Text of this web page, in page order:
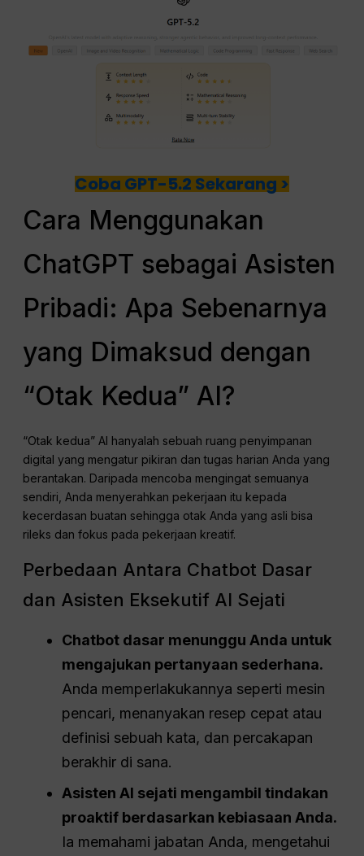
Coba GPT-5.2 Sekarang >
Cara Menggunakan
ChatGPT sebagai Asisten
Pribadi: Apa Sebenarnya
yang Dimaksud dengan
“Otak Kedua” AI?
“Otak kedua” AI hanyalah sebuah ruang penyimpanan
digital yang mengatur pikiran dan tugas harian Anda yang
berantakan. Daripada mencoba mengingat semuanya
sendiri, Anda menyerahkan pekerjaan itu kepada
kecerdasan buatan sehingga otak Anda yang asli bisa
rileks dan fokus pada pekerjaan kreatif.
Perbedaan Antara Chatbot Dasar
dan Asisten Eksekutif AI Sejati
Chatbot dasar menunggu Anda untuk
mengajukan pertanyaan sederhana.
Anda memperlakukannya seperti mesin
pencari, menanyakan resep cepat atau
definisi sebuah kata, dan percakapan
berakhir di sana.
Asisten AI sejati mengambil tindakan
proaktif berdasarkan kebiasaan Anda.
Ia memahami jabatan Anda, mengetahui